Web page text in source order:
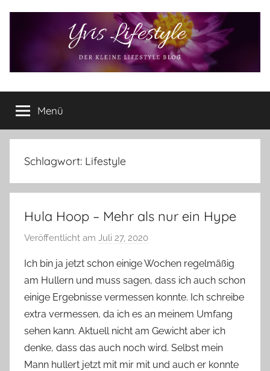
Yvis
Lifestyle
Lifestyle
Blog
–
Lifestyle,
Produkttests
vieles
Menü
Schlagwort: Lifestyle
Hula Hoop – Mehr als nur ein Hype
Veröffentlicht am Juli 27, 2020
n
Y
v
o
n
n
e
Ich bin ja jetzt schon einige Wochen regelmäßig
am Hullern und muss sagen, dass ich auch schon
einige Ergebnisse vermessen konnte. Ich schreibe
extra vermessen, da ich es an meinem Umfang
sehen kann. Aktuell nicht am Gewicht aber ich
denke, dass das auch noch wird. Selbst mein
Mann hullert jetzt mit mir mit und auch er konnte